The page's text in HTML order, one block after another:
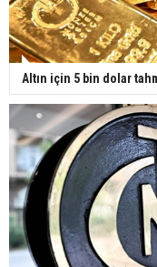
Altın için 5 bin dolar